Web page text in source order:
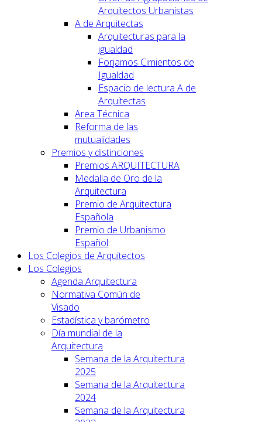
Arquitectos Urbanistas
A de Arquitectas
Arquitecturas para la
igualdad
Forjamos Cimientos de
Igualdad
Espacio de lectura A de
Arquitectas
Area Técnica
Reforma de las
mutualidades
Premios y distinciones
Premios ARQUITECTURA
Medalla de Oro de la
Arquitectura
Premio de Arquitectura
Española
Premio de Urbanismo
Español
Los Colegios de Arquitectos
Los Colegios
Agenda Arquitectura
Normativa Común de
Visado
Estadística y barómetro
Día mundial de la
Arquitectura
Semana de la Arquitectura
2025
Semana de la Arquitectura
2024
Semana de la Arquitectura